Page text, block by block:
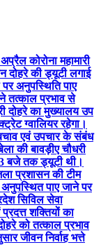
कोरोना महामारी
दोहरे की ड्यूटी लगाई
अनुपस्थिति पाए
तत्काल प्रभाव से
दोहरे का मुख्यालय उप
ग्वालियर रहेगा।
एवं उपचार के संबंध
की बावड़ीए चौधरी
3 बजे तक ड्यूटी थी।
प्रशासन की टीम
अनुपस्थित पाए जाने पर
सिविल सेवा
शक्तियों का
को तत्काल प्रभाव
जीवन निर्वाह भत्ते